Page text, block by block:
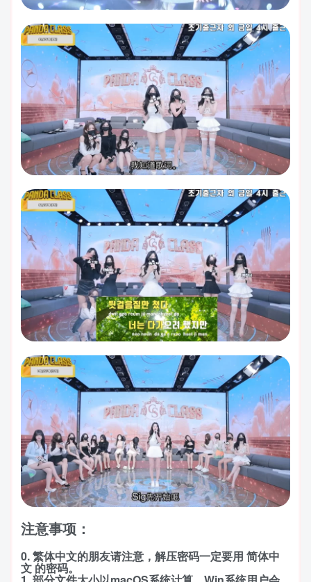
注意事项：
0. 繁体中文的朋友请注意，解压密码一定要用 简体中
文 的密码。